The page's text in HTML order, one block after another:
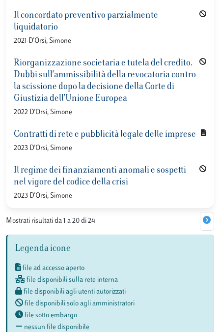
Il concordato preventivo parzialmente
liquidatorio
2021 D'Orsi, Simone
Riorganizzazione societaria e tutela del credito.
Dubbi sull'ammissibilità della revocatoria contro
la scissione dopo la decisione della Corte di
Giustizia dell'Unione Europea
2022 D'Orsi, Simone
Contratti di rete e pubblicità legale delle imprese
2023 D'Orsi, Simone
Il regime dei finanziamenti anomali e sospetti
nel vigore del codice della crisi
2023 D'Orsi, Simone
Mostrati risultati da 1 a 20 di 24
Legenda icone
file ad accesso aperto
file disponibili sulla rete interna
file disponibili agli utenti autorizzati
file disponibili solo agli amministratori
file sotto embargo
nessun file disponibile